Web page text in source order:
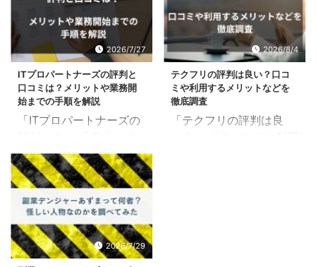
です。 当案件は敏腕コン
サルタントとして有名な
寺澤英明氏が推奨する案
件で、半継続的に収入源
を確保できるということ
でネットでも話題になっ
ています。 僕もここ数日
で、副業について本気で
うのも、毎年5月は僕が
務める会社の昇給月だっ
たのですが、昇給できた
のはたったの1,000円。
これはマズイと思って、
副業探しに拍車がかかっ
たわけです。 今回は、実
るのではないでしょう
か？ 結論、シューマツワ
ーカーはシステムエンジ
ニアやWEBデザイナーな
どを副業として取り組み
たい方に向けたマッチン
グサービスです。 土日に
副業として働きたいサラ
2026/7/27
ITプロパートナーズの評判と
口コミは？メリットや業務開
始までの手順を解説
「ITプロパートナーズの
トナーズを利用するメリ
ットは？」 上記のような
疑問を抱えている方もい
るのではないでしょう
か？ 結論、ITプロパート
ナーズはITに特化したフ
リーランスエージェント
2026/8/4
テクフリの評判は良い？口コ
ミや利用するメリットなどを
徹底調査
「テクフリの評判は良
2026/7/29